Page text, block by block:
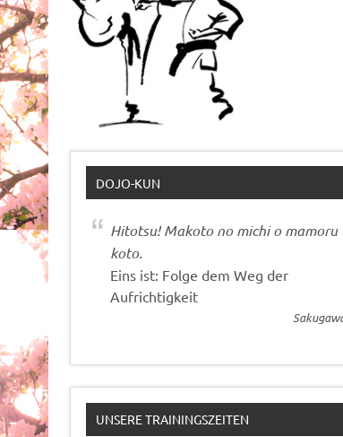
DOJO-KUN
Hitotsu! Makoto no michi o mamoru
koto.
Eins ist: Folge dem Weg der
Aufrichtigkeit
UNSERE TRAININGSZEITEN